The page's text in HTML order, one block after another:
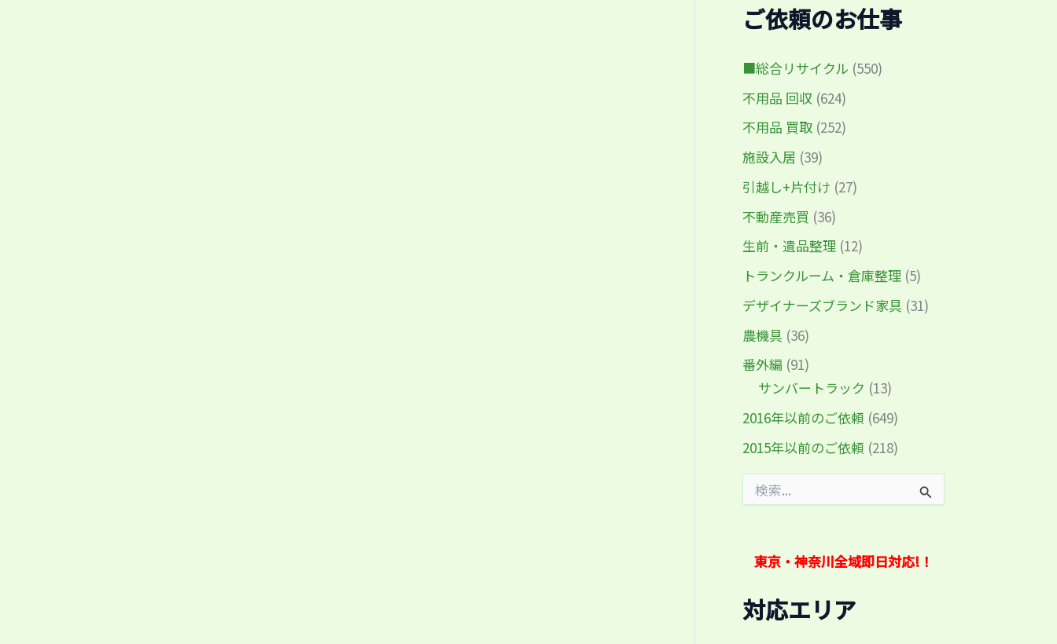
ご依頼のお仕事
■総合リサイクル (550)
不用品 回収 (624)
不用品 買取 (252)
施設入居 (39)
引越し+片付け (27)
不動産売買 (36)
生前・遺品整理 (12)
トランクルーム・倉庫整理 (5)
デザイナーズブランド家具 (31)
農機具 (36)
番外編 (91)
サンバートラック (13)
2016年以前のご依頼 (649)
2015年以前のご依頼 (218)
索
東京・神奈川全域即日対応!！
対応エリア